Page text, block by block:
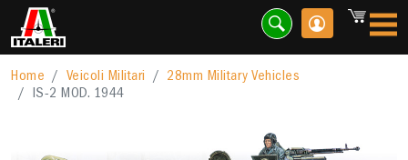
Home Veicoli Militari
28mm Military Vehicles
IS-2 MOD. 1944